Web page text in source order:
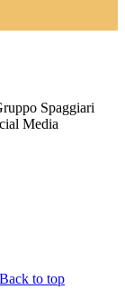
Spaggiari
Media
Back to top